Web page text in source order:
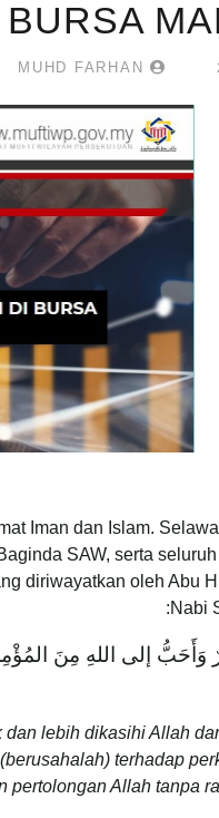
Iman dan Islam.
SAW, serta
diriwayatkan oleh Abu
Nabi
وَأَحَبُّ إلى اللهِ مِنَ
lebih dikasihi Allah
terhadap
Allah tanpa